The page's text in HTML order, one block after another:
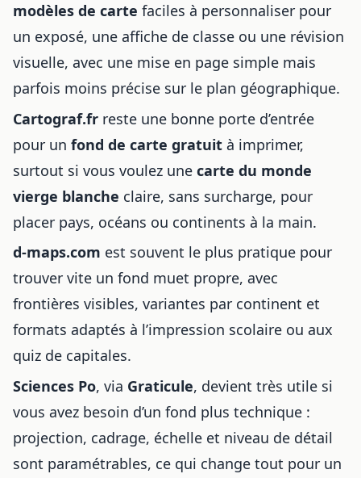
modèles de carte faciles à personnaliser pour
un exposé, une affiche de classe ou une révision
visuelle, avec une mise en page simple mais
parfois moins précise sur le plan géographique.
Cartograf.fr reste une bonne porte d’entrée
pour un fond de carte gratuit à imprimer,
surtout si vous voulez une carte du monde
vierge blanche claire, sans surcharge, pour
placer pays, océans ou continents à la main.
d-maps.com est souvent le plus pratique pour
trouver vite un fond muet propre, avec
frontières visibles, variantes par continent et
formats adaptés à l’impression scolaire ou aux
quiz de capitales.
Sciences Po, via Graticule, devient très utile si
vous avez besoin d’un fond plus technique :
projection, cadrage, échelle et niveau de détail
sont paramétrables, ce qui change tout pour un